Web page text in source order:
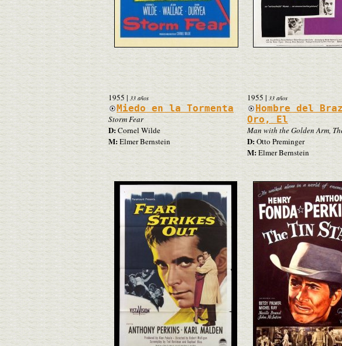
1955 | 33 años
Miedo en la Tormenta
Storm Fear
D:Cornel Wilde
M:Elmer Bernstein
1955 |33 años
Hombre del
Oro, El
Man with the Golden Arm,
D:Otto Preminger
M:Elmer Bernstein